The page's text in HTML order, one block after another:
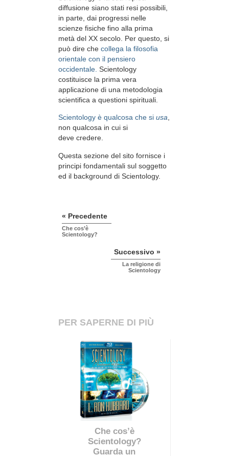
diffusione siano stati resi possibili,
in parte, dai progressi nelle
scienze fisiche fino alla prima
metà del XX secolo. Per questo, si
può dire che collega la filosofia
orientale con il pensiero
occidentale. Scientology
costituisce la prima vera
applicazione di una metodologia
scientifica a questioni spirituali.
Scientology è qualcosa che si usa,
non qualcosa in cui si
deve credere.
Questa sezione del sito fornisce i
principi fondamentali sul soggetto
ed il background di Scientology.
« Precedente
Che cos’è
Scientology?
Successivo »
La religione di
Scientology
PER SAPERNE DI PIÙ
Che cos’è
Scientology?
Guarda un